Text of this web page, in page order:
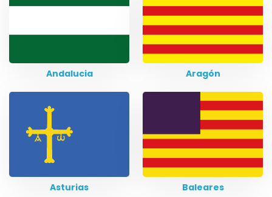
Andalucia Aragón
Asturias Baleares